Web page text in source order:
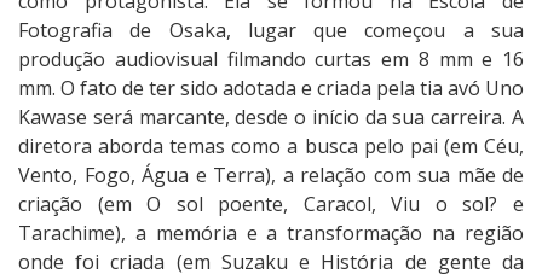
Fotografia de Osaka, lugar que começou a sua
produção audiovisual filmando curtas em 8 mm e 16
mm. O fato de ter sido adotada e criada pela tia avó Uno
Kawase será marcante, desde o início da sua carreira. A
diretora aborda temas como a busca pelo pai (em Céu,
Vento, Fogo, Água e Terra), a relação com sua mãe de
criação (em O sol poente, Caracol, Viu o sol? e
Tarachime), a memória e a transformação na região
onde foi criada (em Suzaku e História de gente da